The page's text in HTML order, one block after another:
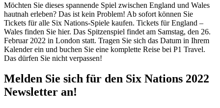
Möchten Sie dieses spannende Spiel zwischen England und Wales
hautnah erleben? Das ist kein Problem! Ab sofort können Sie
Tickets für alle Six Nations-Spiele kaufen. Tickets für England –
Wales finden Sie hier. Das Spitzenspiel findet am Samstag, den 26.
Februar 2022 in London statt. Tragen Sie sich das Datum in Ihrem
Kalender ein und buchen Sie eine komplette Reise bei P1 Travel.
Das dürfen Sie nicht verpassen!
Melden Sie sich für den Six Nations 2022
Newsletter an!